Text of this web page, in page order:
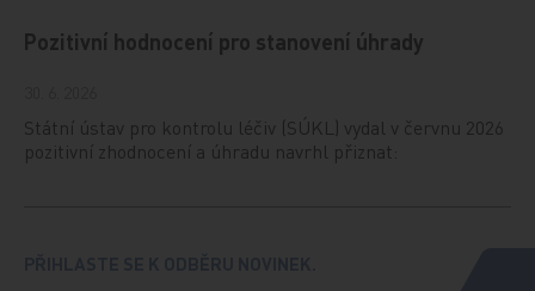
Pozitivní hodnocení pro stanovení úhrady
Státní ústav pro kontrolu léčiv (SÚKL) vydal v červnu 2026
pozitivní zhodnocení a úhradu navrhl přiznat: